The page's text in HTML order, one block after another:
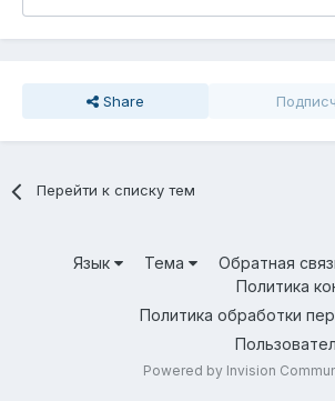
Share
Перейти к списку тем
Язык Тема Обратная
Политика
Политика обработки
Powered by Invision